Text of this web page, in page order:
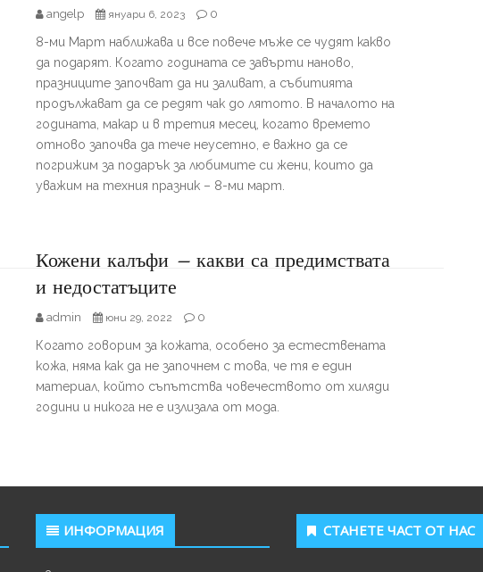
angelp януари 6, 2023 0
8-ми Март наближава и все повече мъже се чудят какво
да подарят. Когато годината се завърти наново,
празниците започват да ни заливат, а събитията
продължават да се редят чак до лятото. В началото на
годината, макар и в третия месец, когато времето
отново започва да тече неусетно, е важно да се
погрижим за подарък за любимите си жени, които да
уважим на техния празник – 8-ми март.
Кожени калъфи – какви са предимствата
и недостатъците
admin юни 29, 2022 0
Когато говорим за кожата, особено за естествената
кожа, няма как да не започнем с това, че тя е един
материал, който съпътства човечеството от хиляди
години и никога не е излизала от мода.
ИНФОРМАЦИЯ СТАНЕТЕ ЧАСТ ОТ НАС